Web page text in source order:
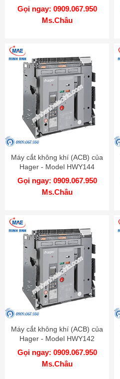
Gọi ngay: 0909.067.950
Ms.Châu
Máy cắt không khí (ACB) của
Hager - Model HWY144
Gọi ngay: 0909.067.950
Ms.Châu
Máy cắt không khí (ACB) của
Hager - Model HWY142
Gọi ngay: 0909.067.950
Ms.Châu